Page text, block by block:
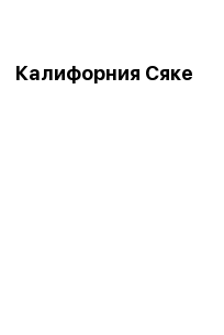
Калифорния Сяке